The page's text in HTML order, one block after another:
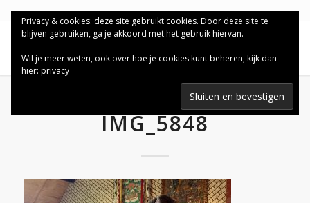
IMG_5848
Privacy & cookies: deze site gebruikt cookies. Door deze site te
blijven gebruiken, ga je akkoord met het gebruik hiervan.
Wil je meer weten, ook over hoe je cookies kunt beheren, kijk dan
hier: privacy